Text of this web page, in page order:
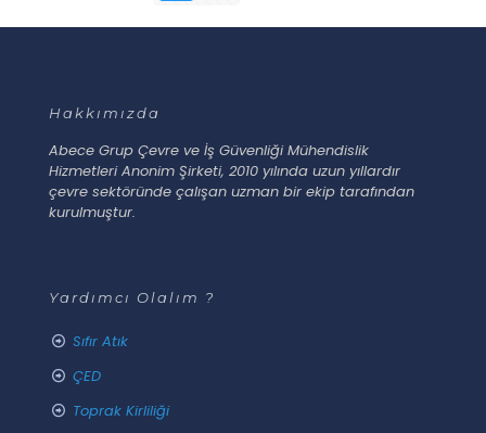
Hakkımızda
Abece Grup Çevre ve İş Güvenliği Mühendislik
Hizmetleri Anonim Şirketi, 2010 yılında uzun yıllardır
çevre sektöründe çalışan uzman bir ekip tarafından
kurulmuştur.
Yardımcı Olalım ?
Sıfır Atık
ÇED
Toprak Kirliliği